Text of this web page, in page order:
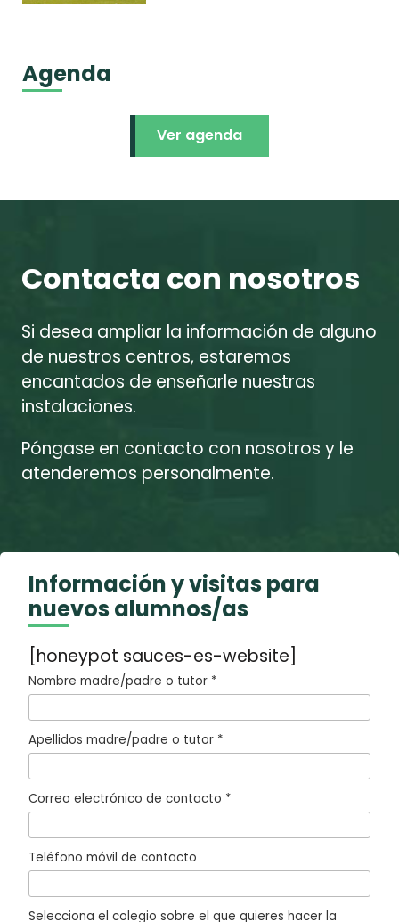
Agenda
Ver agenda
Contacta con nosotros
Si desea ampliar la información de alguno
de nuestros centros, estaremos
encantados de enseñarle nuestras
instalaciones.
Póngase en contacto con nosotros y le
atenderemos personalmente.
Información y visitas para
nuevos alumnos/as
[honeypot sauces-es-website]
Nombre madre/padre o tutor *
Apellidos madre/padre o tutor *
Correo electrónico de contacto *
Teléfono móvil de contacto
Selecciona el colegio sobre el que quieres hacer la